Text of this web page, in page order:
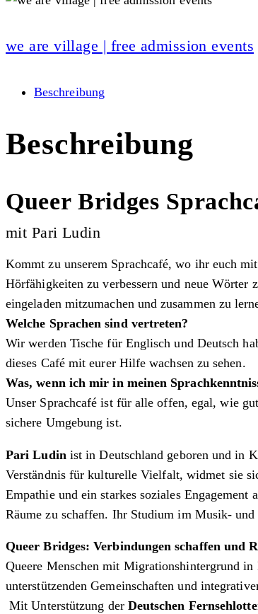
we are village | free admission events
Beschreibung
Beschreibung
Queer Bridges
mit Pari Ludin
Kommt zu unserem Sprachcafé, wo ihr euch
Hörfähigkeiten zu verbessern und neue
eingeladen mitzumachen und zusammen zu
Welche Sprachen sind vertreten?
Wir werden Tische für Englisch und Deutsch
dieses Café mit eurer Hilfe wachsen zu sehen.
Was, wenn ich mir in meinen
Unser Sprachcafé ist für alle offen, egal, wie
sichere Umgebung ist.
Pari Ludin ist in Deutschland geboren und in
Verständnis für kulturelle Vielfalt, widmet sie
Empathie und ein starkes soziales
Räume zu schaffen. Ihr Studium im Musik-
Queer Bridges: Verbindungen schaffen und
Queere Menschen mit Migrationshintergrund
unterstützenden Gemeinschaften und
Mit Unterstützung der Deutschen